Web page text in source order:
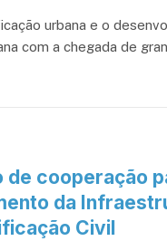
urbana e o
com a chegada de
de cooperação
da
Civil